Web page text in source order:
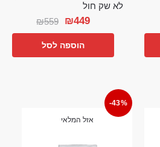
לא שק חול
₪559 ₪449
הוספה לסל
-43%
אזל המלאי